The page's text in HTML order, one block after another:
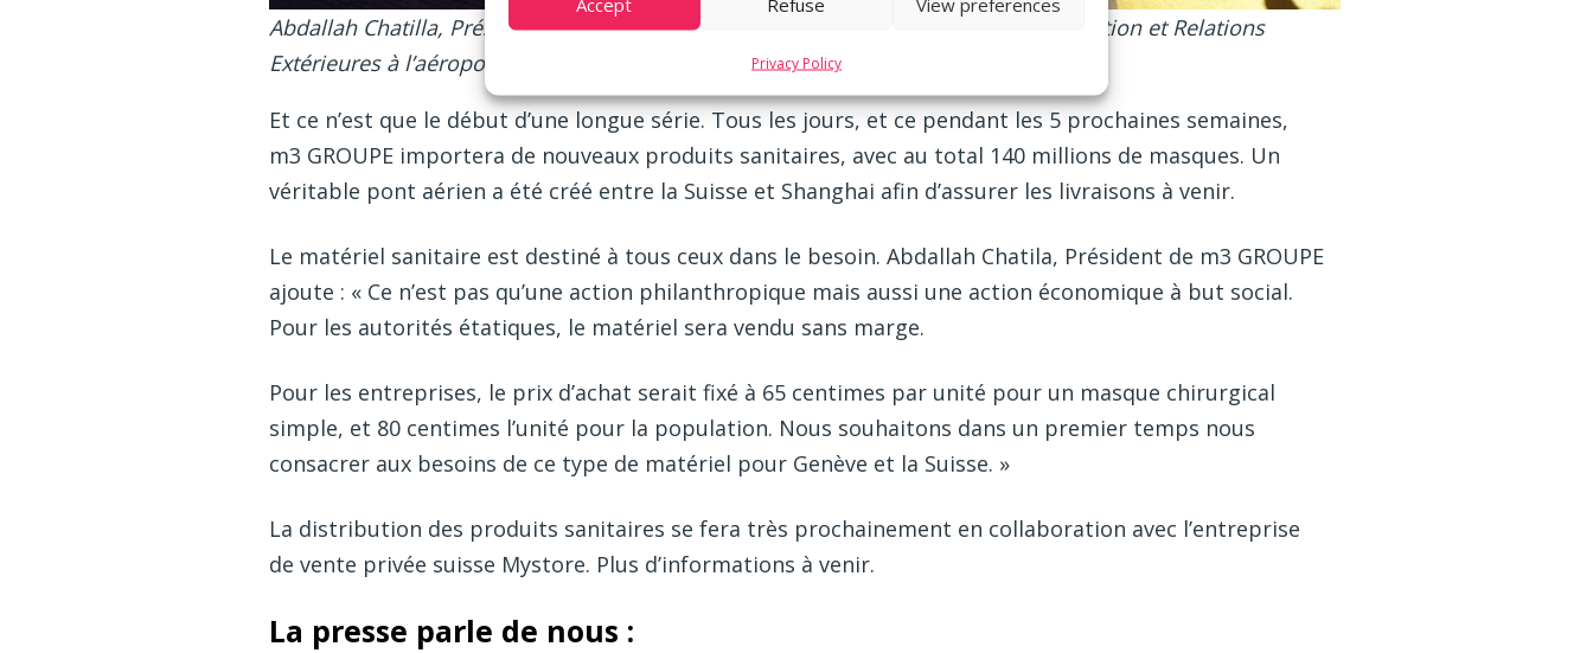
Privacy Policy
Abdallah Chatilla, Président de m3 GROUPE, et Fabrice Eggly, Directeur Communication et Relations
Extérieures à l’aéroport de Genève le mardi 14 avril.
Et ce n’est que le début d’une longue série. Tous les jours, et ce pendant les 5 prochaines semaines,
m3 GROUPE importera de nouveaux produits sanitaires, avec au total 140 millions de masques. Un
véritable pont aérien a été créé entre la Suisse et Shanghai afin d’assurer les livraisons à venir.
Le matériel sanitaire est destiné à tous ceux dans le besoin. Abdallah Chatila, Président de m3 GROUPE
ajoute : « Ce n’est pas qu’une action philanthropique mais aussi une action économique à but social.
Pour les autorités étatiques, le matériel sera vendu sans marge.
Pour les entreprises, le prix d’achat serait fixé à 65 centimes par unité pour un masque chirurgical
simple, et 80 centimes l’unité pour la population. Nous souhaitons dans un premier temps nous
consacrer aux besoins de ce type de matériel pour Genève et la Suisse. »
La distribution des produits sanitaires se fera très prochainement en collaboration avec l’entreprise
de vente privée suisse Mystore. Plus d’informations à venir.
La presse parle de nous :